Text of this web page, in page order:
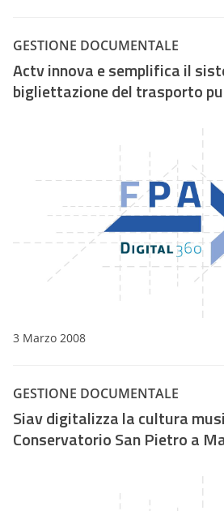
GESTIONE DOCUMENTALE
Actv innova e semplifica il
bigliettazione del trasporto
3 Marzo 2008
GESTIONE DOCUMENTALE
Siav digitalizza la cultura
Conservatorio San Pietro a